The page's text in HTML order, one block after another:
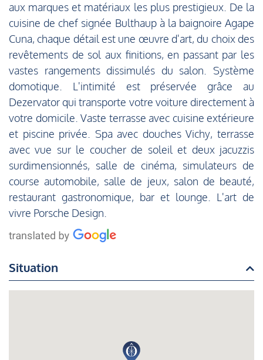
aux marques et matériaux les plus prestigieux. De la
cuisine de chef signée Bulthaup à la baignoire Agape
Cuna, chaque détail est une œuvre d'art, du choix des
revêtements de sol aux finitions, en passant par les
vastes rangements dissimulés du salon. Système
domotique. L'intimité est préservée grâce au
Dezervator qui transporte votre voiture directement à
votre domicile. Vaste terrasse avec cuisine extérieure
et piscine privée. Spa avec douches Vichy, terrasse
avec vue sur le coucher de soleil et deux jacuzzis
surdimensionnés, salle de cinéma, simulateurs de
course automobile, salle de jeux, salon de beauté,
restaurant gastronomique, bar et lounge. L'art de
vivre Porsche Design.
Situation